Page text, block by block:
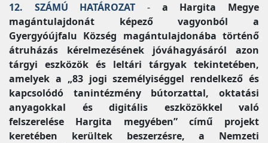
12. SZÁMÚ HATÁROZAT - a Hargita Megye
magántulajdonát képező vagyonból a
Gyergyóújfalu Község magántulajdonába történő
átruházás kérelmezésének jóváhagyásáról azon
tárgyi eszközök és leltári tárgyak tekintetében,
amelyek a „83 jogi személyiséggel rendelkező és
kapcsolódó tanintézmény bútorzattal, oktatási
anyagokkal és digitális eszközökkel való
felszerelése Hargita megyében” című projekt
keretében kerültek beszerzésre, a Nemzeti